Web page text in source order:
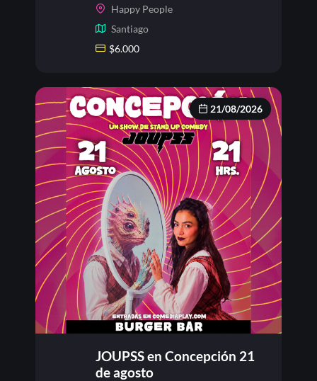
Happy People
Santiago
$6.000
21/08/2026
JOUPSS en Concepción 21
de agosto